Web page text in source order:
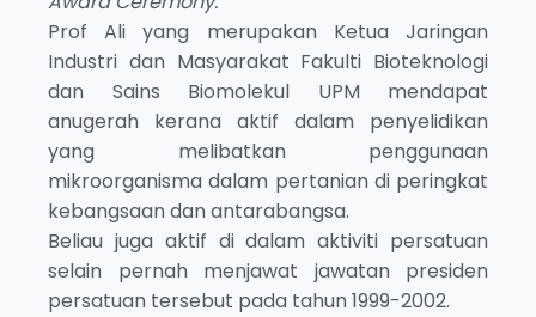
Prof Ali yang merupakan Ketua Jaringan
Industri dan Masyarakat Fakulti Bioteknologi
dan Sains Biomolekul UPM mendapat
anugerah kerana aktif dalam penyelidikan
yang melibatkan penggunaan
mikroorganisma dalam pertanian di peringkat
kebangsaan dan antarabangsa.
Beliau juga aktif di dalam aktiviti persatuan
selain pernah menjawat jawatan presiden
persatuan tersebut pada tahun 1999-2002.